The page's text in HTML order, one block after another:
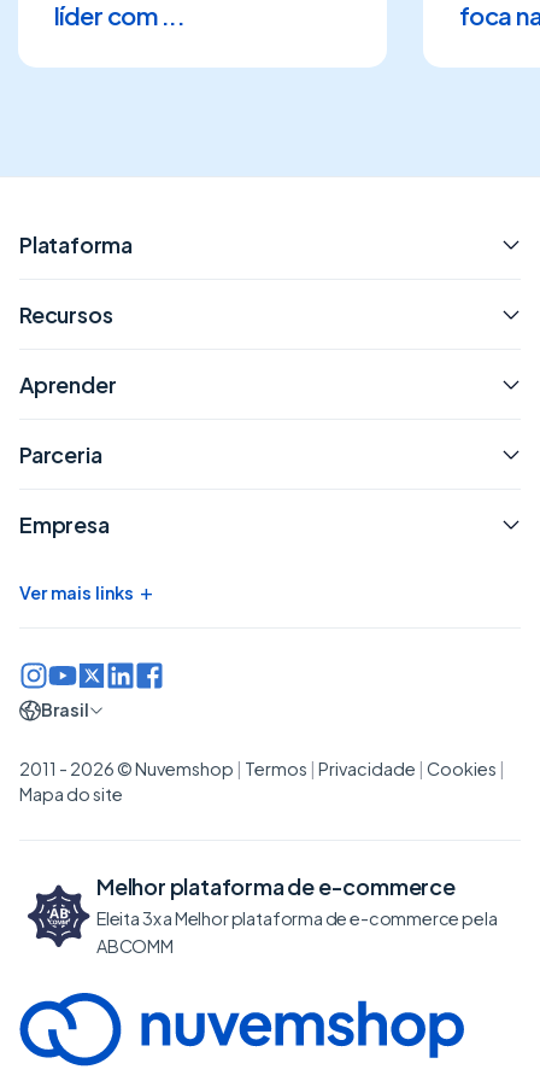
líder com ...
foca
Plataforma
Recursos
Aprender
Parceria
Empresa
Ver mais links +
2011 - 2026 © Nuvemshop | Termos | Privacidade | Cookies |
Mapa do site
Brasil
Melhor plataforma dee-commerce
Eleita 3x a Melhor plataforma de e-commerce pela
ABCOMM